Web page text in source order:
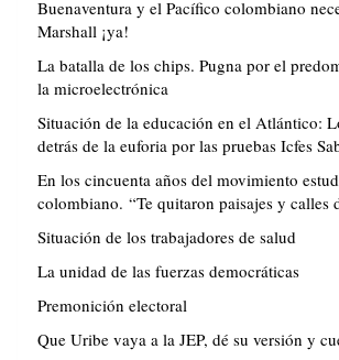
Buenaventura y el Pacífico colombiano
Marshall ¡ya!
La batalla de los chips. Pugna por el
la microelectrónica
Situación de la educación en el Atlántico:
detrás de la euforia por las pruebas Icfes
En los cincuenta años del movimiento
colombiano. “Te quitaron paisajes y calles
Situación de los trabajadores de salud
La unidad de las fuerzas democráticas
Premonición electoral
Que Uribe vaya a la JEP, dé su versión y